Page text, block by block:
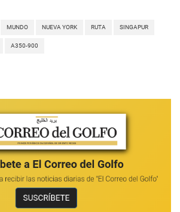
MUNDO NUEVA YORK RUTA SINGAPUR
A350-900